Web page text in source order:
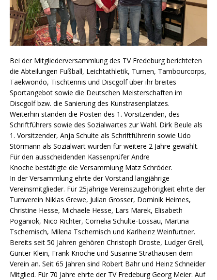
Bei der Mitgliederversammlung des TV Fredeburg berichteten
die Abteilungen Fußball, Leichtathletik, Turnen, Tambourcorps,
Taekwondo, Tischtennis und Discgolf über ihr breites
Sportangebot sowie die Deutschen Meisterschaften im
Discgolf bzw. die Sanierung des Kunstrasenplatzes.
Weiterhin standen die Posten des 1. Vorsitzenden, des
Schriftführers sowie des Sozialwartes zur Wahl. Dirk Beule als
1. Vorsitzender, Anja Schulte als Schriftführerin sowie Udo
Störmann als Sozialwart wurden für weitere 2 Jahre gewählt.
Für den ausscheidenden Kassenprüfer Andre
Knoche bestätigte die Versammlung Matz Schröder.
In der Versammlung ehrte der Vorstand langjährige
Vereinsmitglieder. Für 25jährige Vereinszugehörigkeit ehrte der
Turnverein Niklas Grewe, Julian Grosser, Dominik Heimes,
Christine Hesse, Michaele Hesse, Lars Marek, Elisabeth
Poganiok, Nico Richter, Cornelia Schulte-Lossau, Martina
Tschernisch, Milena Tschernisch und Karlheinz Weinfurtner.
Bereits seit 50 Jahren gehören Christoph Droste, Ludger Grell,
Günter Klein, Frank Knoche und Susanne Strathausen dem
Verein an. Seit 65 Jahren sind Robert Bahr und Heinz Schneider
Mitglied. Für 70 Jahre ehrte der TV Fredeburg Georg Meier. Auf